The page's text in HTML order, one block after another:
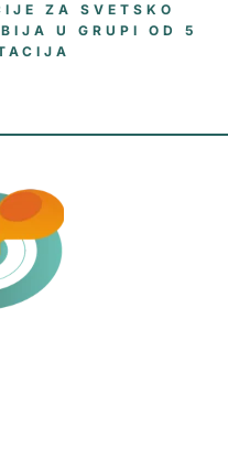
ZA SVETSKO
U GRUPI OD 5